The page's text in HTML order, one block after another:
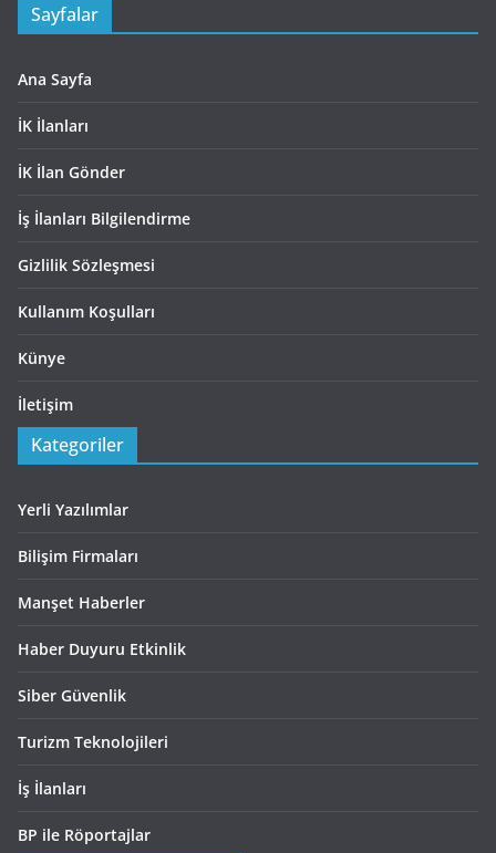
Sayfalar
Ana Sayfa
İK İlanları
İK İlan Gönder
İş İlanları Bilgilendirme
Gizlilik Sözleşmesi
Kullanım Koşulları
Künye
İletişim
Kategoriler
Yerli Yazılımlar
Bilişim Firmaları
Manşet Haberler
Haber Duyuru Etkinlik
Siber Güvenlik
Turizm Teknolojileri
İş İlanları
BP ile Röportajlar